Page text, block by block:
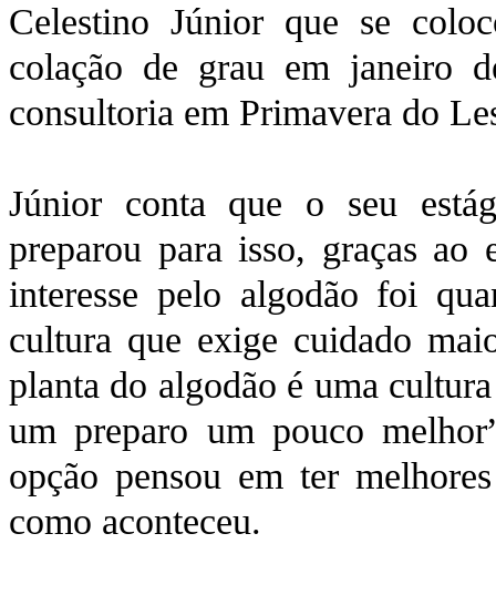
Celestino Júnior que se
colação de grau em janeiro
consultoria em Primavera do
Júnior conta que o seu
preparou para isso, graças ao
interesse pelo algodão foi
cultura que exige cuidado
planta do algodão é uma
um preparo um pouco
opção pensou em ter
como aconteceu.